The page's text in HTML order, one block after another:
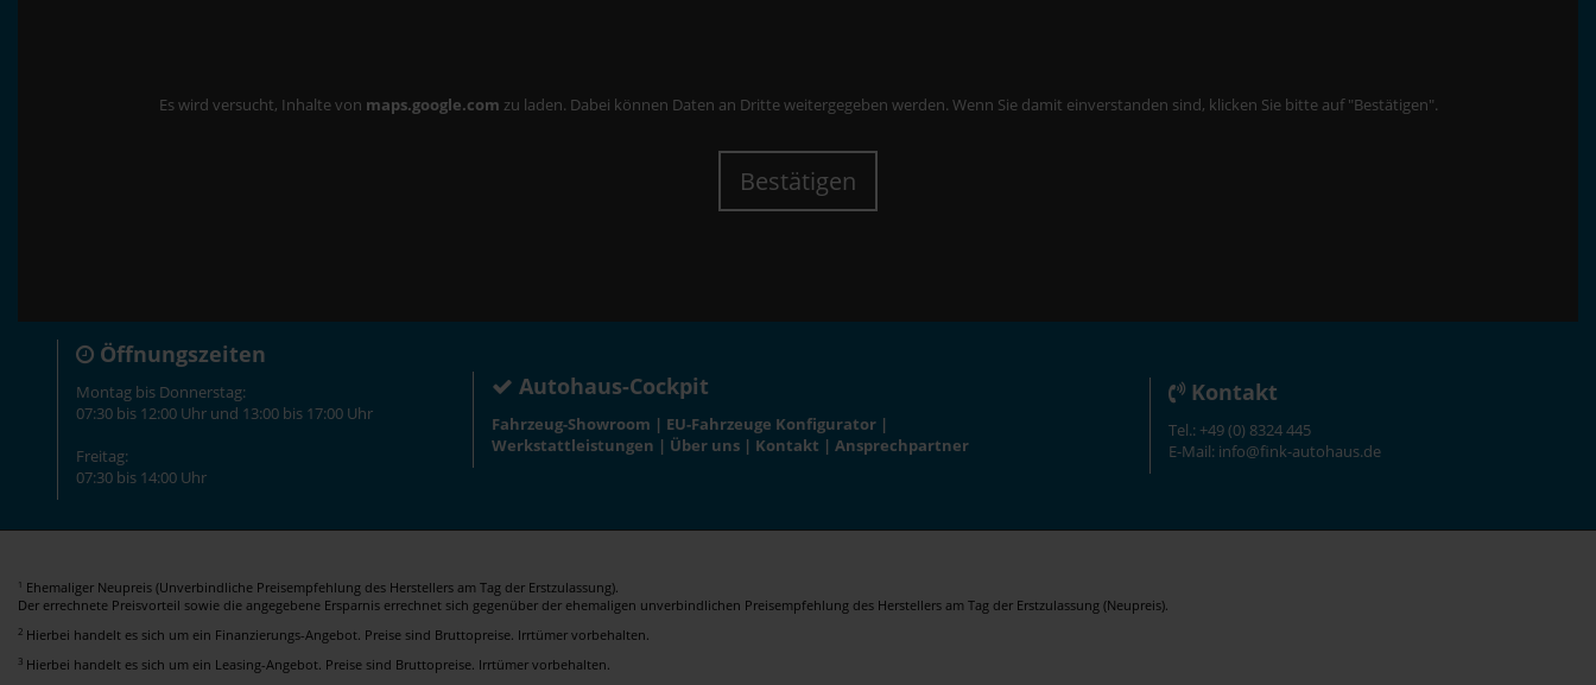
Es wird versucht, Inhalte von maps.google.com zu laden. Dabei können Daten an Dritte weitergegeben werden. Wenn Sie damit einverstanden sind, klicken Sie bitte auf "Bestätigen".
Bestätigen
Öffnungszeiten
Montag bis Donnerstag:
07:30 bis 12:00 Uhr und 13:00 bis 17:00 Uhr
Freitag:
07:30 bis 14:00 Uhr
Autohaus-Cockpit
Fahrzeug-Showroom | EU-Fahrzeuge Konfigurator |
Werkstattleistungen | Über uns | Kontakt |Ansprechpartner
Kontakt
Tel.: +49 (0) 8324 445
E-Mail: info@fink-autohaus.de
1 Ehemaliger Neupreis (Unverbindliche Preisempfehlung des Herstellers am Tag der Erstzulassung).
Der errechnete Preisvorteil sowie die angegebene Ersparnis errechnet sich gegenüber der ehemaligen unverbindlichen Preisempfehlung des Herstellers am Tag der Erstzulassung (Neupreis).
2 Hierbei handelt es sich um ein Finanzierungs-Angebot. Preise sind Bruttopreise. Irrtümer vorbehalten.
3 Hierbei handelt es sich um ein Leasing-Angebot. Preise sind Bruttopreise. Irrtümer vorbehalten.